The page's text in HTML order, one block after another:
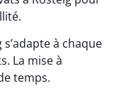
à chaque
La mise à
temps.